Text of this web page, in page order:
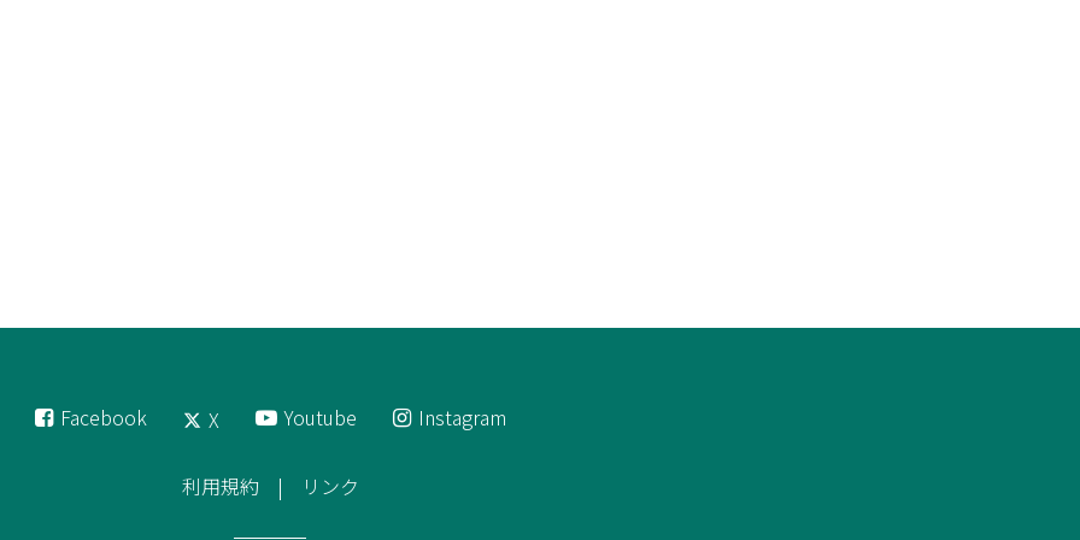
Facebook X Youtube Instagram
利用規約 リンク